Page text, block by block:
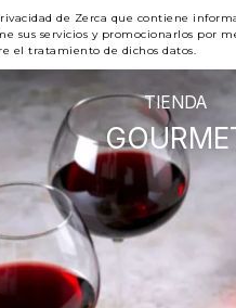
de Zerca que contiene
sus servicios y promocionarlos por
el tratamiento de dichos datos.
TIENDA